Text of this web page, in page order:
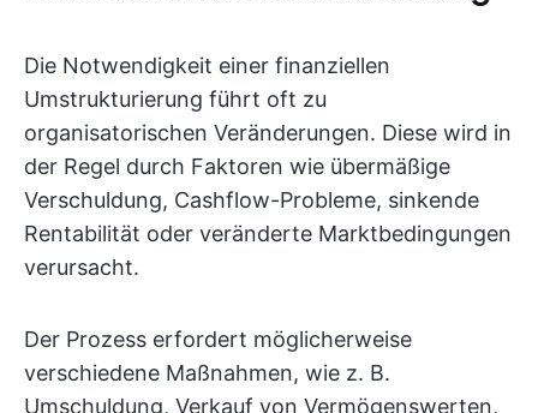
Die Notwendigkeit einer finanziellen
Umstrukturierung führt oft zu
organisatorischen Veränderungen. Diese wird in
der Regel durch Faktoren wie übermäßige
Verschuldung, Cashflow-Probleme, sinkende
Rentabilität oder veränderte Marktbedingungen
verursacht.
Der Prozess erfordert möglicherweise
verschiedene Maßnahmen, wie z. B.
Umschuldung, Verkauf von Vermögenswerten,